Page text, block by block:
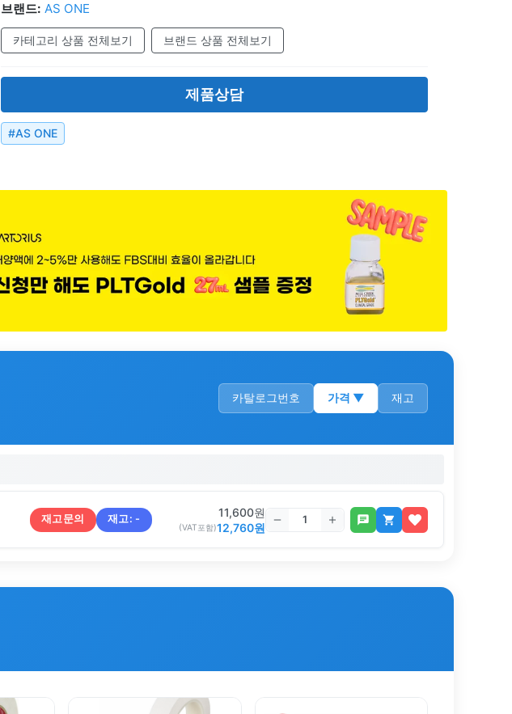
브랜드: AS ONE
카테고리 상품 전체보기 브랜드 상품 전체보기
제품상담
#AS ONE
카탈로그번호 가격 ▼ 재고
재고문의 재고: - 11,600원
(VAT포함)12,760원